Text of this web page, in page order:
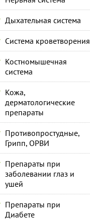
Дыхательная система
Система кроветворения
Костномышечная
система
Кожа,
дерматологические
препараты
Противопростудные,
Грипп, ОРВИ
Препараты при
заболевании глаз и
ушей
Препараты при
Диабете